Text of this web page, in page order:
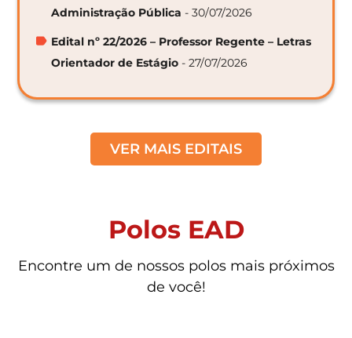
Administração Pública - 30/07/2026
Edital nº 22/2026 – Professor Regente – Letras
Orientador de Estágio - 27/07/2026
VER MAIS EDITAIS
Polos EAD
Encontre um de nossos polos mais próximos
de você!